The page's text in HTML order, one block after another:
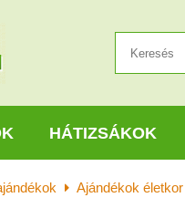
HÁTIZSÁKOK
Ajándékok